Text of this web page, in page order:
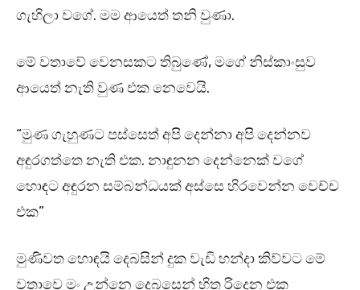
ගැහිලා වගේ. මම ආයෙත් තනි වුණා.
මේ වතාවේ වෙනසකට තිබුණේ, මගේ නිස්කාංසුව
ආයෙත් නැති වුණ එක නෙවෙයි.
“මුණ ගැහුණට පස්සෙත් අපි දෙන්නා අපි දෙන්නව
අඳුරගත්තෙ නැති එක. නාඳුනන දෙන්නෙක් වගේ
හොඳට අඳුරන සම්බන්ධයක් අස්සෙ හිරවෙන්න වෙච්ච
එක”
මුණිවත හොඳයි දෙබසින් දුක වැඩි හන්දා කිව්වට මේ
වතාවෙ මං උන්නෙ දෙබසෙන් හිත රිදෙන එක